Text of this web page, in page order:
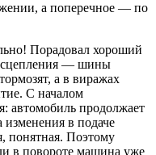
а поперечное — по
Порадовал хороший
сцепления — шины
а в виражах
С началом
автомобиль продолжает
изменения в подаче
понятная. Поэтому
в повороте машина уже